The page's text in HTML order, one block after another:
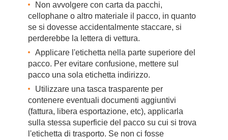
Non avvolgere con carta da pacchi,
cellophane o altro materiale il pacco, in quanto
se si dovesse accidentalmente staccare, si
perderebbe la lettera di vettura.
Applicare l'etichetta nella parte superiore del
pacco. Per evitare confusione, mettere sul
pacco una sola etichetta indirizzo.
Utilizzare una tasca trasparente per
contenere eventuali documenti aggiuntivi
(fattura, libera esportazione, etc), applicarla
sulla stessa superficie del pacco su cui si trova
l'etichetta di trasporto. Se non ci fosse